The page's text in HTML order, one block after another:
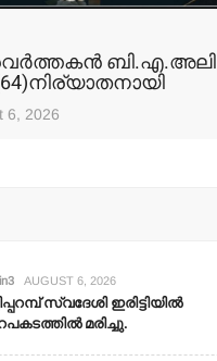
ബി.എ.അലി
6, 2026
AUGUST 6, 2026
സ്വദേശി ഇരിട്ടിയില്‍
മരിച്ചു.